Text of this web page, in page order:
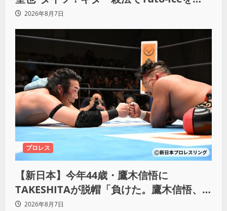
KO「俺と闘う時は考えろ。感じるな」
2026年8月7日
プロレス
【新日本】今年44歳・鷹木信悟に
TAKESHITAが脱帽「負けた。鷹木信悟、
強いわ！」
2026年8月7日